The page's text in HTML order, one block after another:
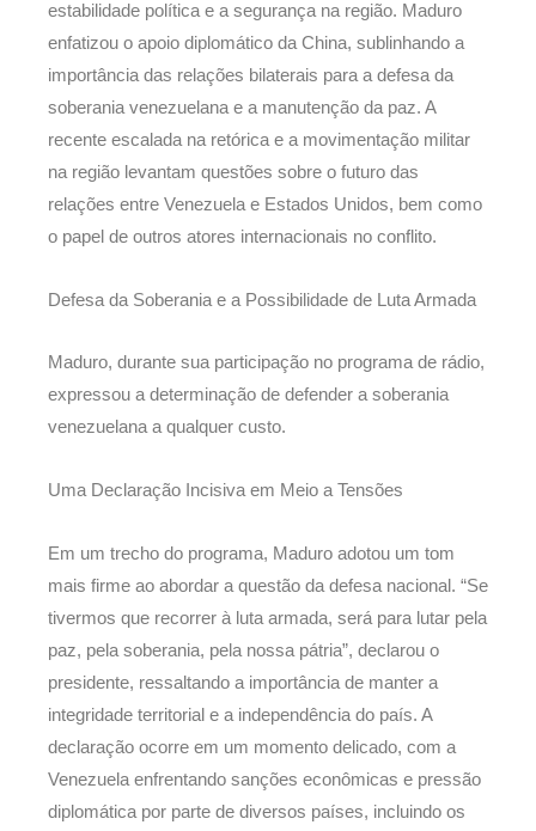
estabilidade política e a segurança na região. Maduro
enfatizou o apoio diplomático da China, sublinhando a
importância das relações bilaterais para a defesa da
soberania venezuelana e a manutenção da paz. A
recente escalada na retórica e a movimentação militar
na região levantam questões sobre o futuro das
relações entre Venezuela e Estados Unidos, bem como
o papel de outros atores internacionais no conflito.
Defesa da Soberania e a Possibilidade de Luta Armada
Maduro, durante sua participação no programa de rádio,
expressou a determinação de defender a soberania
venezuelana a qualquer custo.
Uma Declaração Incisiva em Meio a Tensões
Em um trecho do programa, Maduro adotou um tom
mais firme ao abordar a questão da defesa nacional. “Se
tivermos que recorrer à luta armada, será para lutar pela
paz, pela soberania, pela nossa pátria”, declarou o
presidente, ressaltando a importância de manter a
integridade territorial e a independência do país. A
declaração ocorre em um momento delicado, com a
Venezuela enfrentando sanções econômicas e pressão
diplomática por parte de diversos países, incluindo os